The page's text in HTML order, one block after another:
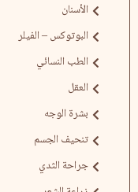
الأسنان
البوتوكس – الفيلر
الطب النسائي
العقل
بشرة الوجه
تنحيف الجسم
جراحة الثدي